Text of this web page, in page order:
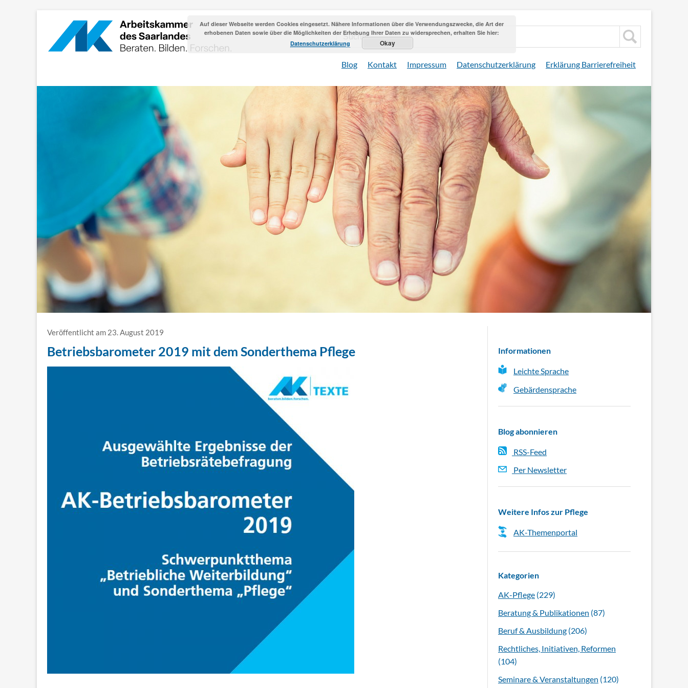
Blog Kontakt Impressum Datenschutzerklärung Erklärung Barrierefreiheit
Veröffentlicht am 23. August 2019
Betriebsbarometer 2019 mit dem Sonderthema Pflege Informationen
Leichte Sprache
Gebärdensprache
Blog abonnieren
RSS-Feed
Per Newsletter
Weitere Infos zur Pflege
AK-Themenportal
Kategorien
AK-Pflege (229)
Beratung & Publikationen (87)
Beruf & Ausbildung (206)
Rechtliches, Initiativen, Reformen
(104)
Seminare & Veranstaltungen (120)
Auf dieser Webseite werden Cookies eingesetzt. Nähere Informationen über die Verwendungszwecke, die Art der
erhobenen Daten sowie über die Möglichkeiten der Erhebung Ihrer Daten zu widersprechen, erhalten Sie hier:
Datenschutzerklärung
Okay